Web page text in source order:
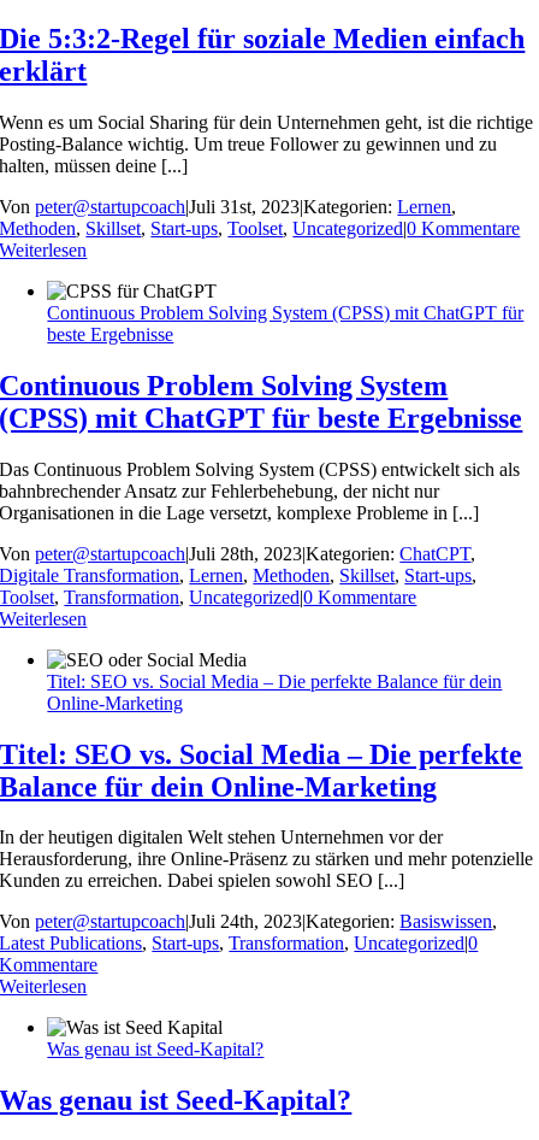
Die 5:3:2-Regel für soziale Medien einfach
erklärt
Wenn es um Social Sharing für dein Unternehmen geht, ist die richtige
Posting-Balance wichtig. Um treue Follower zu gewinnen und zu
halten, müssen deine [...]
Vonpeter@startupcoach|Juli 31st, 2023|Kategorien:Lernen,
Methoden, Skillset, Start-ups,Toolset,Uncategorized|0 Kommentare
Weiterlesen
Continuous Problem Solving System (CPSS) mit ChatGPT für
beste Ergebnisse
Continuous Problem Solving System
(CPSS) mit ChatGPT für beste Ergebnisse
Das Continuous Problem Solving System (CPSS) entwickelt sich als
bahnbrechender Ansatz zur Fehlerbehebung, der nicht nur
Organisationen in die Lage versetzt, komplexe Probleme in [...]
Vonpeter@startupcoach|Juli 28th, 2023|Kategorien:ChatCPT,
Digitale Transformation,Lernen,Methoden, Skillset, Start-ups,
Toolset,Transformation,Uncategorized|0 Kommentare
Weiterlesen
Titel: SEO vs. Social Media – Die perfekte Balance für dein
Online-Marketing
Titel: SEO vs. Social Media – Die perfekte
Balance für dein Online-Marketing
In der heutigen digitalen Welt stehen Unternehmen vor der
Herausforderung, ihre Online-Präsenz zu stärken und mehr potenzielle
Kunden zu erreichen. Dabei spielen sowohl SEO [...]
Vonpeter@startupcoach|Juli 24th, 2023|Kategorien:Basiswissen,
Latest Publications, Start-ups,Transformation,Uncategorized|0
Kommentare
Weiterlesen
Was genau ist Seed-Kapital?
Was genau ist Seed-Kapital?